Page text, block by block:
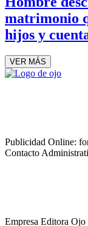
matrimonio
hijos y
VER MÁS
Publicidad Online:
Contacto
Empresa Editora Ojo